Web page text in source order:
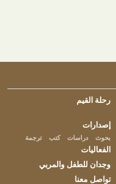
رحلة القيم
إصدارات
بحوث دراسات كتب ترجمة
الفعاليات
وجدان للطفل والمربي
تواصل معنا